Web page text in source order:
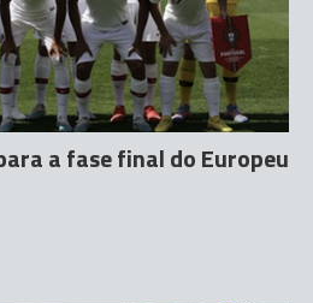
a fase final do Europeu